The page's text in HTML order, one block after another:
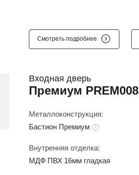
Смотреть подробнее
Входная дверь
Премиум PREM008
Металлоконструкция:
Бастион Премиум
Внутренняя отделка:
МДФ ПВХ 16мм гладкая